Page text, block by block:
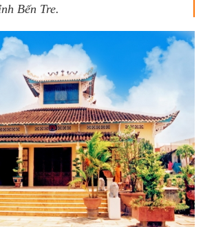
Bến Tre.